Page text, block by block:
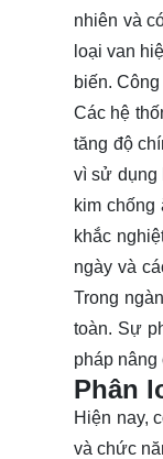
nhiên và
loại van
biến.
Các hệ
tăng độ
vì sử dụng
kim
khắc
ngày và
Trong
toàn. Sự
pháp nâng
Phân
Hiện nay,
và chức